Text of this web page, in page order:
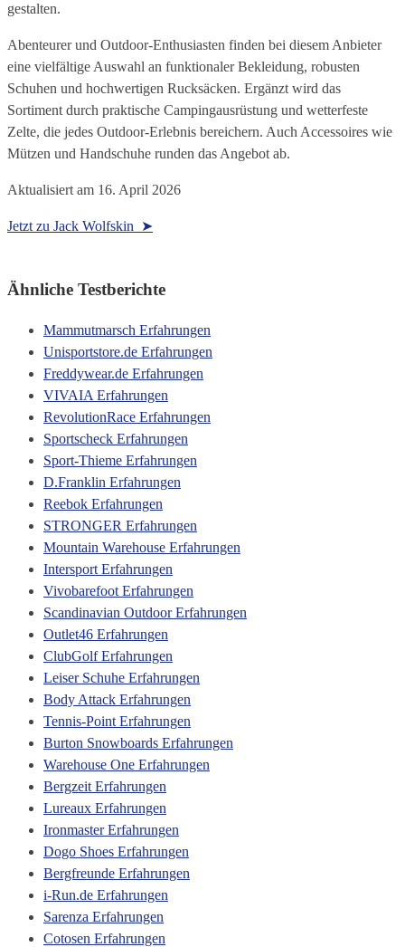
gestalten.
Abenteurer und Outdoor-Enthusiasten finden bei diesem Anbieter
eine vielfältige Auswahl an funktionaler Bekleidung, robusten
Schuhen und hochwertigen Rucksäcken. Ergänzt wird das
Sortiment durch praktische Campingausrüstung und wetterfeste
Zelte, die jedes Outdoor-Erlebnis bereichern. Auch Accessoires wie
Mützen und Handschuhe runden das Angebot ab.
Aktualisiert am 16. April 2026
Jetzt zu Jack Wolfskin ➤
Ähnliche Testberichte
Mammutmarsch Erfahrungen
Unisportstore.de Erfahrungen
Freddywear.de Erfahrungen
VIVAIA Erfahrungen
RevolutionRace Erfahrungen
Sportscheck Erfahrungen
Sport-Thieme Erfahrungen
D.Franklin Erfahrungen
Reebok Erfahrungen
STRONGER Erfahrungen
Mountain Warehouse Erfahrungen
Intersport Erfahrungen
Vivobarefoot Erfahrungen
Scandinavian Outdoor Erfahrungen
Outlet46 Erfahrungen
ClubGolf Erfahrungen
Leiser Schuhe Erfahrungen
Body Attack Erfahrungen
Tennis-Point Erfahrungen
Burton Snowboards Erfahrungen
Warehouse One Erfahrungen
Bergzeit Erfahrungen
Lureaux Erfahrungen
Ironmaster Erfahrungen
Dogo Shoes Erfahrungen
Bergfreunde Erfahrungen
i-Run.de Erfahrungen
Sarenza Erfahrungen
Cotosen Erfahrungen